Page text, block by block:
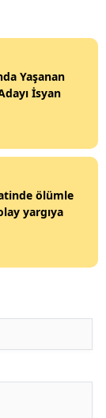
Yaşanan
İsyan
ölümle
yargıya